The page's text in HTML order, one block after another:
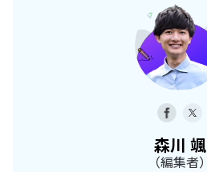
森川 颯
（編集者）